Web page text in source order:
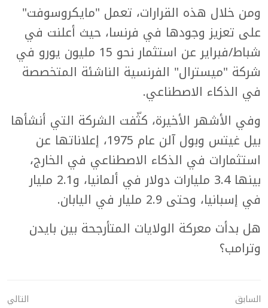
ومن خلال هذه القرارات، تعمل "مايكروسوفت"
على تعزيز وجودها في فرنسا، حيث أعلنت في
شباط/فبراير عن استثمار نحو 15 مليون يورو في
شركة "ميسترال" الفرنسية الناشئة المتخصصة
في الذكاء الاصطناعي.
وفي الأشهر الأخيرة، كثّفت الشركة التي أنشأها
بيل غيتس وبول آلن عام 1975، إعلاناتها عن
استثمارات في الذكاء الاصطناعي في الخارج،
بينها 3.4 مليارات دولار في ألمانيا، و2.1 مليار
في إسبانيا، وحتى 2.9 مليار في اليابان.
هل بدأت معركة الولايات المتأرجحة بين بايدن
وترامب؟
السابق
التالي